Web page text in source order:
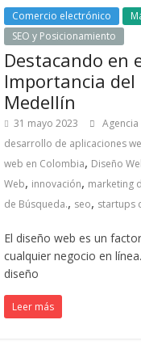
Comercio electrónico
SEO y Posicionamiento
Destacando en
Importancia del
Medellín
31 mayo 2023
desarrollo de aplicaciones
web en Colombia, Diseño
Web, innovación, marketing
de Búsqueda., seo, startups
El diseño web es un
cualquier negocio en
diseño
Leer más